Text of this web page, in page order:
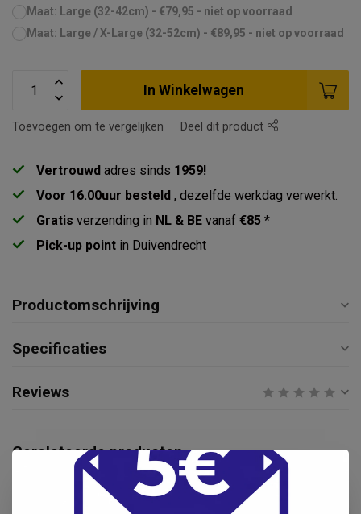
Maat: Large (32-42cm) - €79,95 - niet op voorraad
Maat: Large / X-Large (32-52cm) - €89,95 - niet op voorraad
In Winkelwagen
Toevoegen om te vergelijken Deel dit product
Vertrouwd adres sinds 1959!
Voor 16.00uur besteld , dezelfde werkdag verwerkt.
Gratis verzending in NL & BE vanaf €85 *
Pick-up point in Duivendrecht
Productomschrijving
Specificaties
Reviews
Gerelateerde producten
MICROLIFE
Microlife Draagtasje voor